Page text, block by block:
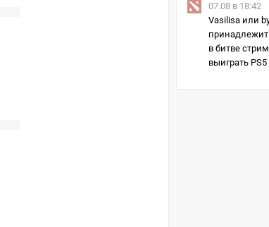
07.08 в 18:42
Vasilisa или
принадлежит
в битве
выиграть PS5